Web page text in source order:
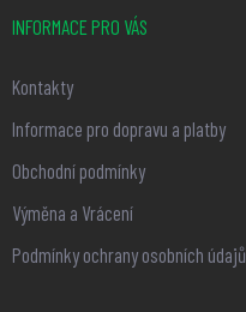
INFORMACE PRO VÁS
Kontakty
Informace pro dopravu a platby
Obchodní podmínky
Výměna a Vrácení
Podmínky ochrany osobních údajů